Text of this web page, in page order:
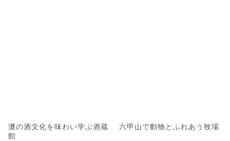
灘の酒文化を味わい学ぶ酒蔵
館
六甲山で動物とふれあう牧場